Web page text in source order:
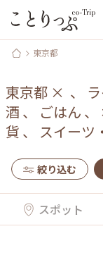
東京都
東京都 × 、
酒 、 ごはん 、
貨 、 スイーツ
絞り込む
スポット